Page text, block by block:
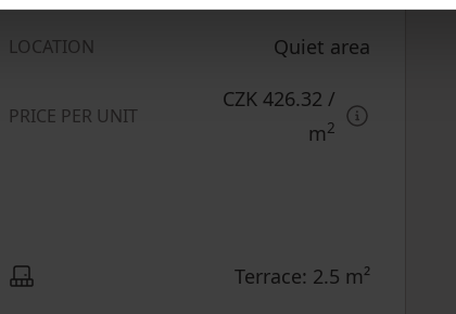
LOCATION Quiet area
PRICE PER UNIT
CZK 426.32 /
m2
Terrace: 2.5 m²